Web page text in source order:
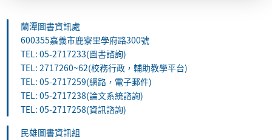
蘭潭圖書資訊處
600355嘉義市鹿寮里學府路300號
TEL: 05-2717233(圖書諮詢)
TEL: 2717260~62(校務行政，輔助教學平台)
TEL: 05-2717259(網路，電子郵件)
TEL: 05-2717238(論文系統諮詢)
TEL: 05-2717258(資訊諮詢)
民雄圖書資訊組